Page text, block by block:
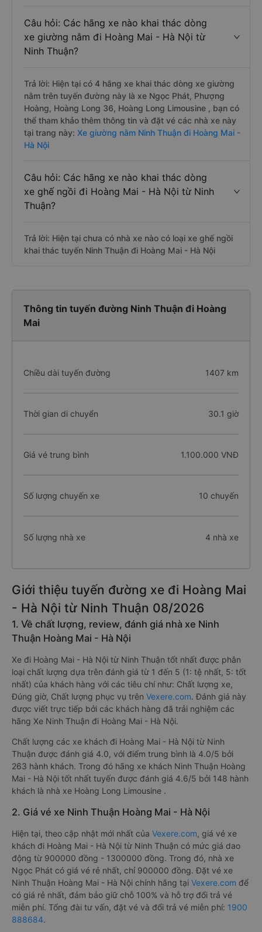
Câu hỏi: Các hãng xe nào khai thác dòng
xe giường nằm đi Hoàng Mai - Hà Nội từ
Ninh Thuận?
Trả lời: Hiện tại có 4 hãng xe khai thác dòng xe giường
nằm trên tuyến đường này là xe Ngọc Phát, Phượng
Hoàng, Hoàng Long 36, Hoàng Long Limousine , bạn có
thể tham khảo thêm thông tin và đặt vé các nhà xe này
tại trang này: Xe giường nằm Ninh Thuận đi Hoàng Mai -
Hà Nội
Câu hỏi: Các hãng xe nào khai thác dòng
xe ghế ngồi đi Hoàng Mai - Hà Nội từ Ninh
Thuận?
Trả lời: Hiện tại chưa có nhà xe nào có loại xe ghế ngồi
khai thác tuyến Ninh Thuận đi Hoàng Mai - Hà Nội
Thông tin tuyến đường Ninh Thuận đi Hoàng
Mai
Chiều dài tuyến đường 1407 km
Thời gian di chuyển 30.1 giờ
Giá vé trung bình 1.100.000 VNĐ
Số lượng chuyến xe 10 chuyến
Số lượng nhà xe 4 nhà xe
Giới thiệu tuyến đường xe đi Hoàng Mai
- Hà Nội từ Ninh Thuận 08/2026
1. Về chất lượng, review, đánh giá nhà xe Ninh
Thuận Hoàng Mai - Hà Nội
Xe đi Hoàng Mai - Hà Nội từ Ninh Thuận tốt nhất được phân
loại chất lượng dựa trên đánh giá từ 1 đến 5 (1: tệ nhất, 5: tốt
nhất) của khách hàng với các tiêu chí như: Chất lượng xe,
Đúng giờ, Chất lượng phục vụ trên Vexere.com. Đánh giá này
được viết trực tiếp bởi các khách hàng đã trải nghiệm các
hãng Xe Ninh Thuận đi Hoàng Mai - Hà Nội.
Chất lượng các xe khách đi Hoàng Mai - Hà Nội từ Ninh
Thuận được đánh giá 4.0, với điểm trung bình là 4.0/5 bởi
263 hành khách. Trong đó hãng xe khách Ninh Thuận Hoàng
Mai - Hà Nội tốt nhất tuyến được đánh giá 4.6/5 bởi 148 hành
khách là nhà xe Hoàng Long Limousine .
2. Giá vé xe Ninh Thuận Hoàng Mai - Hà Nội
Hiện tại, theo cập nhật mới nhất của Vexere.com, giá vé xe
khách đi Hoàng Mai - Hà Nội từ Ninh Thuận có mức giá dao
động từ 900000 đồng - 1300000 đồng. Trong đó, nhà xe
Ngọc Phát có giá vé rẻ nhất, chỉ 900000 đồng. Đặt vé xe
Ninh Thuận Hoàng Mai - Hà Nội chính hãng tại Vexere.com để
có giá rẻ nhất, đảm bảo giữ chỗ 100% và hỗ trợ đổi trả vé
miễn phí. Tổng đài tư vấn, đặt vé và đổi trả vé miễn phí: 1900
888684.